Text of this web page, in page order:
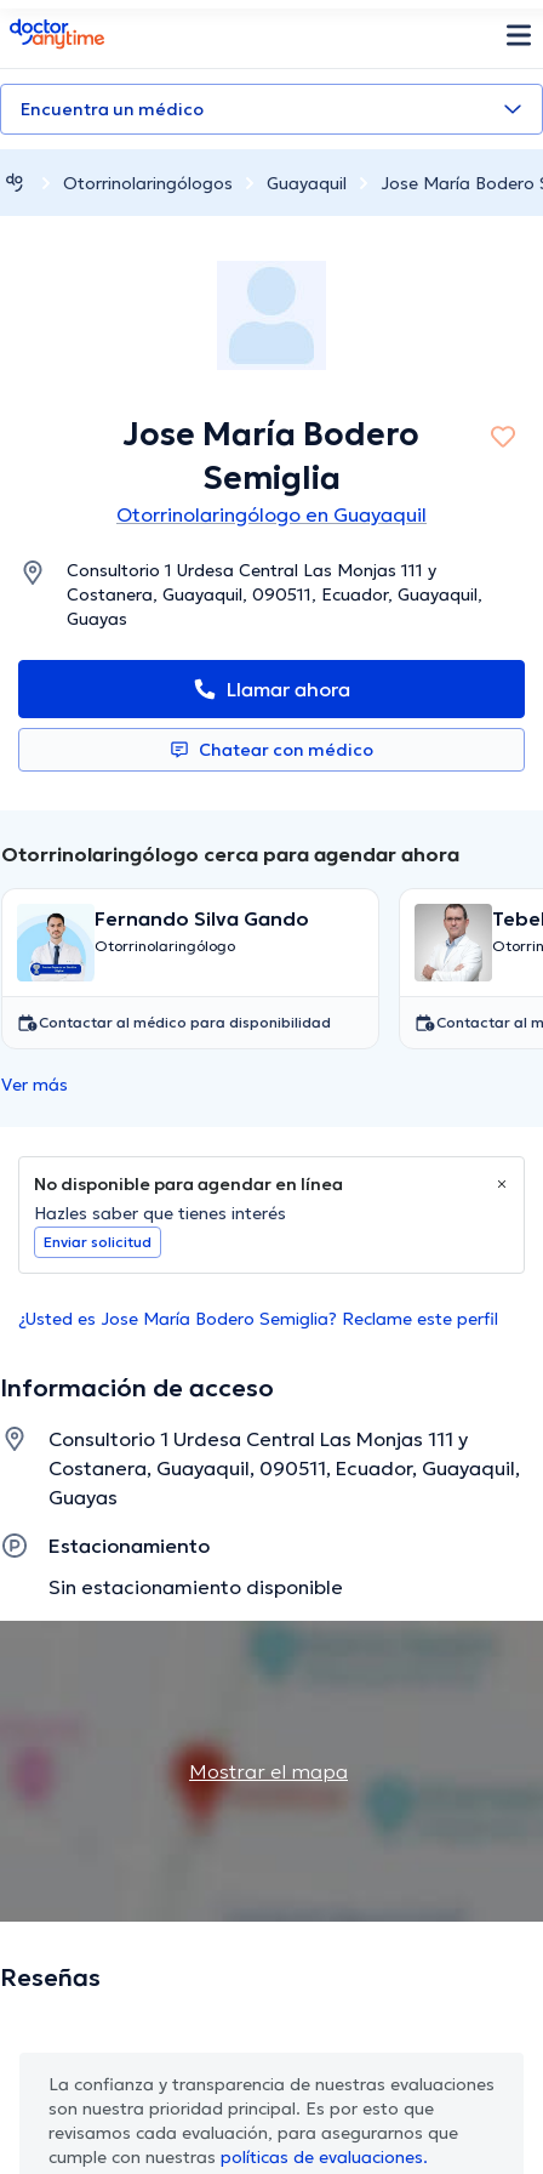
doctoranytime
Encuentra un médico
Otorrinolaringólogos Guayaquil Jose María Bodero
Jose María Bodero
Semiglia
Otorrinolaringólogo en Guayaquil
Consultorio 1 Urdesa Central Las Monjas 111 y
Costanera, Guayaquil, 090511, Ecuador, Guayaquil,
Guayas
Llamar ahora
Chatear con médico
Otorrinolaringólogo cerca para agendar ahora
Fernando Silva Gando
Otorrinolaringólogo
Contactar al médico para disponibilidad Contactar al
Ver más
No disponible para agendar en línea
Hazles saber que tienes interés
Enviar solicitud
¿Usted es Jose María Bodero Semiglia? Reclame este perfil
Información de acceso
Consultorio 1 Urdesa Central Las Monjas 111 y
Costanera, Guayaquil, 090511, Ecuador, Guayaquil,
Guayas
Estacionamiento
Sin estacionamiento disponible
Mostrar el mapa
Reseñas
La confianza y transparencia de nuestras evaluaciones
son nuestra prioridad principal. Es por esto que
revisamos cada evaluación, para asegurarnos que
cumple con nuestras políticas de evaluaciones.